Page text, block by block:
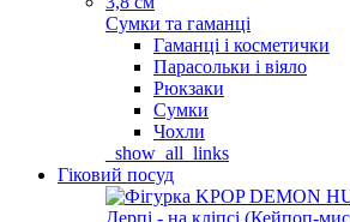
Сумки та гаманці
Гаманці і косметички
Парасольки і віяло
Рюкзаки
Сумки
Чохли
_show_all_links
Гіковий посуд